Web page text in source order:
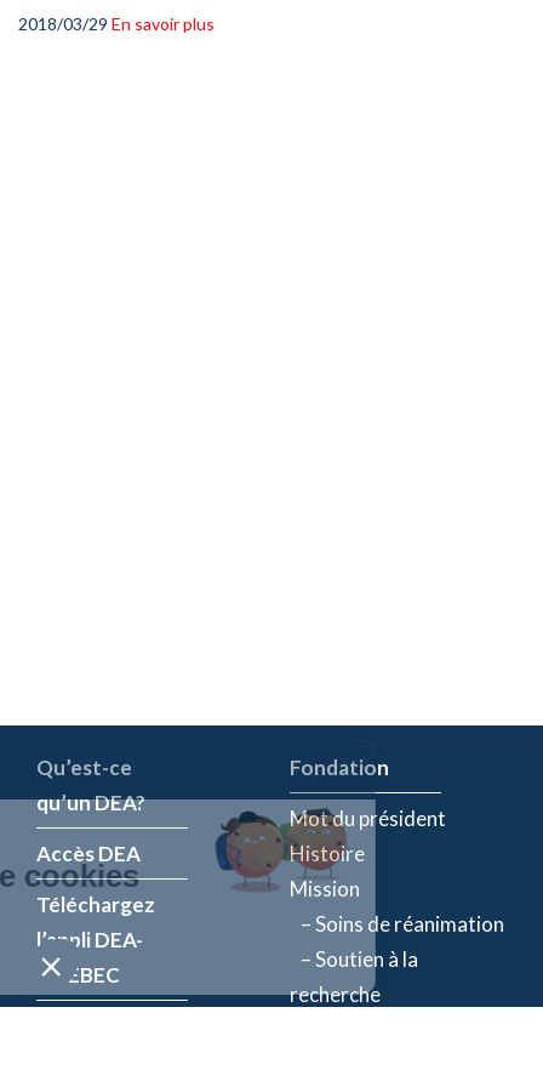
2018/03/29 En savoir plus
Qu’est-ce
qu’un DEA?
Accès DEA
Téléchargez
l’appli DEA-
QUÉBEC
Fondation
Mot du président
Histoire
Mission
– Soins de réanimation
– Soutien à la
recherche